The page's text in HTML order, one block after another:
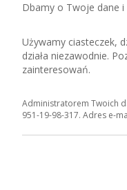
urządzeniach i technologiach.
ZOBACZ
Dbamy o Twoje dane i
Używamy ciasteczek,
działa niezawodnie.
zainteresowań.
Administratorem Twoich
951-19-98-317. Adres e-